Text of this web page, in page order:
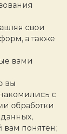
свои
а также
вами
вы
с
обработки
вам понятен;